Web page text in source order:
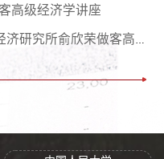
高级经济学讲座
所俞欣荣做客高级经济学讲座